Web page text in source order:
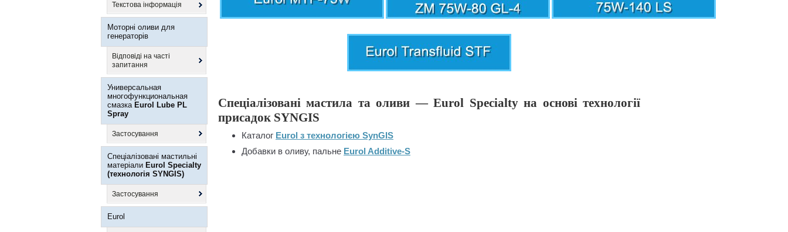
Текстова інформація
Моторні оливи для
генераторів
Відповіді на часті
запитання
Универсальная
многофункциональная
смазка Eurol Lube PL
Spray
Застосування
Спеціалізовані мастильні
матеріали Eurol Specialty
(технологія SYNGIS)
Застосування
Eurol
Спеціалізовані мастила та оливи — Eurol Specialty на основі технології
присадок SYNGIS
Каталог Eurol з технологією SynGIS
Добавки в оливу, пальне Eurol Additive-S